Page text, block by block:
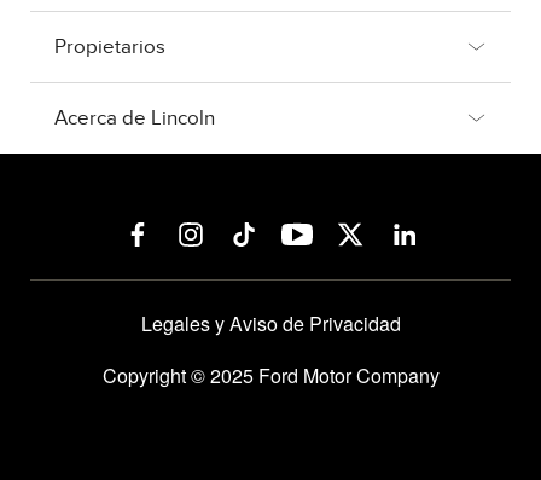
Propietarios
Acerca de Lincoln
Legales y Aviso de Privacidad
Copyright © 2025 Ford Motor Company